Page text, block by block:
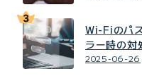
Wi-Fiのパ
ラー時の対
2025-06-26